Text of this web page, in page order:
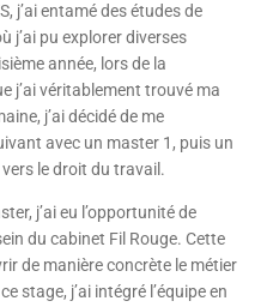
j’ai entamé des études de
j’ai pu explorer diverses
année, lors de la
j’ai véritablement trouvé ma
j’ai décidé de me
avec un master 1, puis un
le droit du travail.
j’ai eu l’opportunité de
du cabinet Fil Rouge. Cette
de manière concrète le métier
stage, j’ai intégré l’équipe en